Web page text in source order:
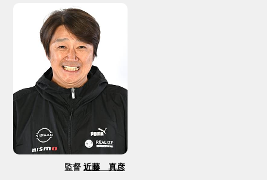
監督 近藤 真彦